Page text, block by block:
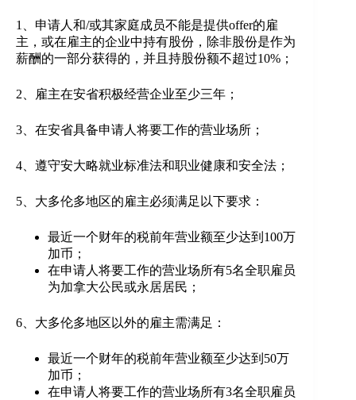
1、申请人和/或其家庭成员不能是提供offer的雇
主，或在雇主的企业中持有股份，除非股份是作为
薪酬的一部分获得的，并且持股份额不超过10%；
2、雇主在安省积极经营企业至少三年；
3、在安省具备申请人将要工作的营业场所；
4、遵守安大略就业标准法和职业健康和安全法；
5、大多伦多地区的雇主必须满足以下要求：
最近一个财年的税前年营业额至少达到100万
加币；
在申请人将要工作的营业场所有5名全职雇员
为加拿大公民或永居居民；
6、大多伦多地区以外的雇主需满足：
最近一个财年的税前年营业额至少达到50万
加币；
在申请人将要工作的营业场所有3名全职雇员